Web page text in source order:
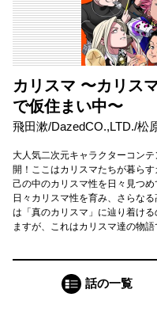
カリスマ 〜カリス
で仮住まい中〜
飛田漱/DazedCO.,LTD./松
大人気二次元キャラクターコン
開！ここはカリスマたちが暮ら
己の中のカリスマ性を日々見つ
日々カリスマ性を育み、さらな
は「真のカリスマ」に辿り着け
ますが、これはカリスマ達の物語
話の一覧